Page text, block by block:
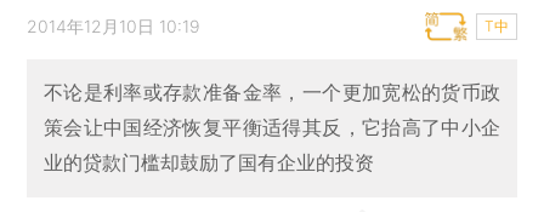
2014年12月10日 10:19 T中
不论是利率或存款准备金率，一个更加宽松的货币政
策会让中国经济恢复平衡适得其反，它抬高了中小企
业的贷款门槛却鼓励了国有企业的投资